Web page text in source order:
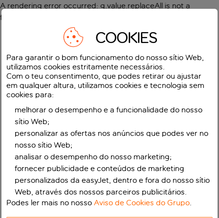
A rendering error occurred: g.value.replaceAll is not a
function
COOKIES
Para garantir o bom funcionamento do nosso sítio Web,
utilizamos cookies estritamente necessários.
Com o teu consentimento, que podes retirar ou ajustar
em qualquer altura, utilizamos cookies e tecnologia sem
cookies para:
melhorar o desempenho e a funcionalidade do nosso
sítio Web;
personalizar as ofertas nos anúncios que podes ver no
nosso sítio Web;
analisar o desempenho do nosso marketing;
fornecer publicidade e conteúdos de marketing
personalizados da easyJet, dentro e fora do nosso sítio
Web, através dos nossos parceiros publicitários.
Podes ler mais no nossoAviso de Cookies do Grupo.